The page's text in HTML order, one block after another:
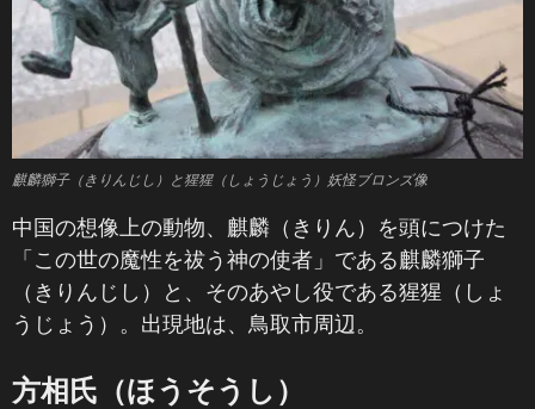
麒麟獅子（きりんじし）と猩猩（しょうじょう）妖怪ブロンズ像
中国の想像上の動物、麒麟（きりん）を頭につけた
「この世の魔性を祓う神の使者」である麒麟獅子
（きりんじし）と、そのあやし役である猩猩（しょ
うじょう）。出現地は、鳥取市周辺。
方相氏（ほうそうし）